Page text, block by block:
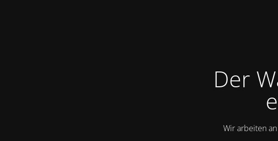
Der
Wir arbeiten